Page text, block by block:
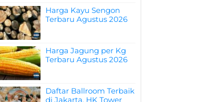
Harga Kayu Sengon
Terbaru Agustus 2026
Harga Jagung per Kg
Terbaru Agustus 2026
Daftar Ballroom Terbaik
di Jakarta, HK Tower